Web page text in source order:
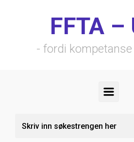
FFTA –
- fordi